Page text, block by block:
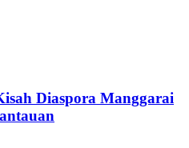
Diaspora Manggarai